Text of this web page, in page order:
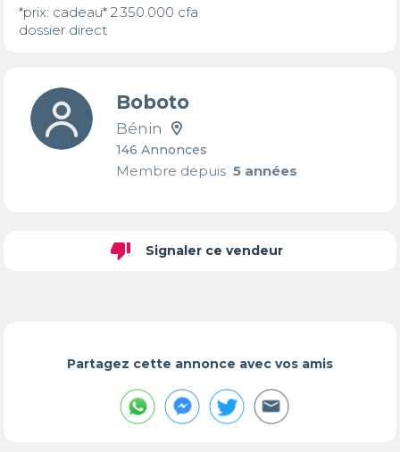
*prix: cadeau* 2.350.000 cfa
dossier direct
Boboto
Bénin
146 Annonces
Membre depuis5 années
thumb_down Signaler ce vendeur
Partagez cette annonce avec vos amis